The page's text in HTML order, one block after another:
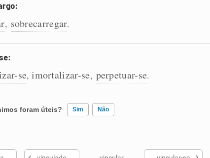
, sobrecarregar.
se,imortalizar-se, perpetuar-se.
foram úteis? Sim Não